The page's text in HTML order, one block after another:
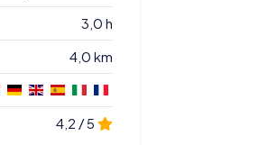
3,0 h
4,0 km
4,2 / 5